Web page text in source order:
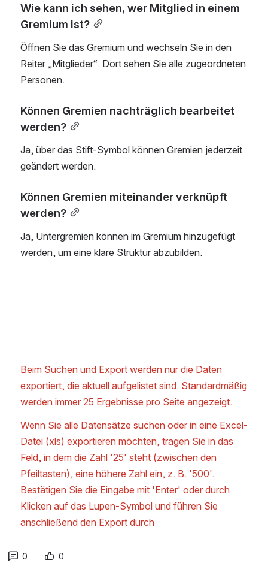
Wie kann ich sehen, wer Mitglied in einem
Gremium ist?
Öffnen Sie das Gremium und wechseln Sie in den
Reiter „Mitglieder“. Dort sehen Sie alle zugeordneten
Personen.
Können Gremien nachträglich bearbeitet
werden?
Ja, über das Stift-Symbol können Gremien jederzeit
geändert werden.
Können Gremien miteinander verknüpft
werden?
Ja, Untergremien können im Gremium hinzugefügt
werden, um eine klare Struktur abzubilden.
Beim Suchen und Export werden nur die Daten
exportiert, die aktuell aufgelistet sind. Standardmäßig
werden immer 25 Ergebnisse pro Seite angezeigt.
Wenn Sie alle Datensätze suchen oder in eine Excel-
Datei (xls) exportieren möchten, tragen Sie in das
Feld, in dem die Zahl '25' steht (zwischen den
Pfeiltasten), eine höhere Zahl ein, z. B. '500'.
Bestätigen Sie die Eingabe mit 'Enter' oder durch
Klicken auf das Lupen-Symbol und führen Sie
anschließend den Export durch
0 0